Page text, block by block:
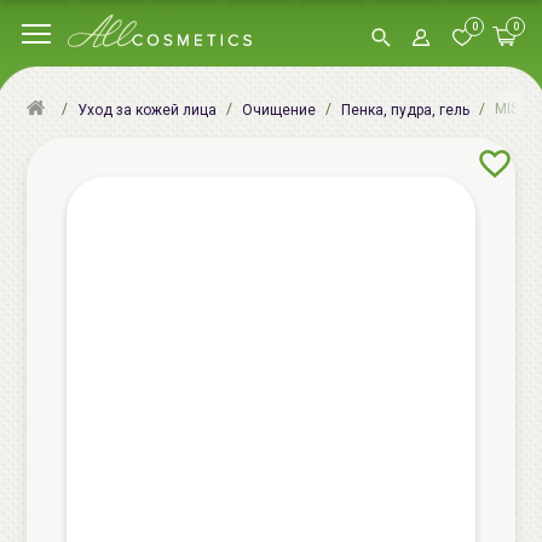
0 0
Уход за кожей лица Очищение Пенка, пудра, гель